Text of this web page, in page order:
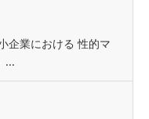
企業における 性的マ
...